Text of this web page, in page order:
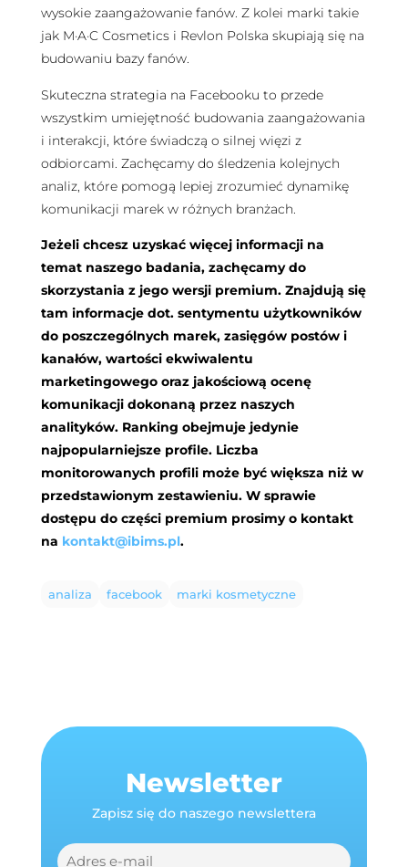
wysokie zaangażowanie fanów. Z kolei marki takie
jak M·A·C Cosmetics i Revlon Polska skupiają się na
budowaniu bazy fanów.
Skuteczna strategia na Facebooku to przede
wszystkim umiejętność budowania zaangażowania
i interakcji, które świadczą o silnej więzi z
odbiorcami. Zachęcamy do śledzenia kolejnych
analiz, które pomogą lepiej zrozumieć dynamikę
komunikacji marek w różnych branżach.
Jeżeli chcesz uzyskać więcej informacji na
temat naszego badania, zachęcamy do
skorzystania z jego wersji premium. Znajdują się
tam informacje dot. sentymentu użytkowników
do poszczególnych marek, zasięgów postów i
kanałów, wartości ekwiwalentu
marketingowego oraz jakościową ocenę
komunikacji dokonaną przez naszych
analityków. Ranking obejmuje jedynie
najpopularniejsze profile. Liczba
monitorowanych profili może być większa niż w
przedstawionym zestawieniu. W sprawie
dostępu do części premium prosimy o kontakt
na kontakt@ibims.pl.
analiza facebook marki kosmetyczne
Newsletter
Zapisz się do naszego newslettera